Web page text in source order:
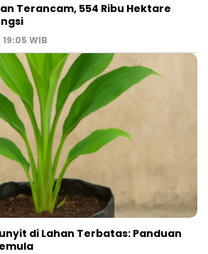
Terancam, 554 Ribu Hektare
WIB
di Lahan Terbatas: Panduan